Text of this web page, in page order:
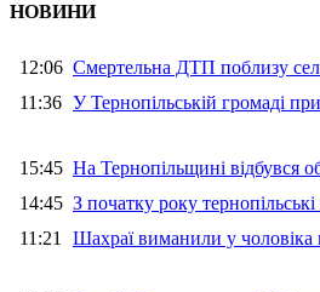
НОВИНИ
12:06 Смертельна ДТП поблизу
11:36 У Тернопільській громаді
15:45 На Тернопільщині відбувся
14:45 З початку року
11:21 Шахраї виманили у чоловіка